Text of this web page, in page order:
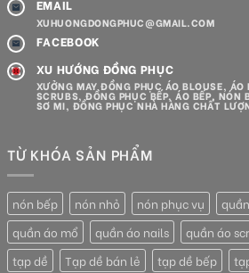
EMAIL
XUHUONGDONGPHUC@GMAIL.COM
FACEBOOK
XU HƯỚNG ĐỒNG PHỤC
XƯỞNG MAY ĐỒNG PHỤC ÁO BLOUSE,
SCRUBS, ĐỒNG PHỤC BẾP, ÁO BẾP, NÓN
SƠ MI, ĐỒNG PHỤC NHÀ HÀNG CHẤT
TỪ KHÓA SẢN PHẨM
nón bếp nón nhỏ nón phục vụ
quần áo mổ
quần áo nails quần áo
tạp dề
Tạp dề bán lẻ tạp dề bếp